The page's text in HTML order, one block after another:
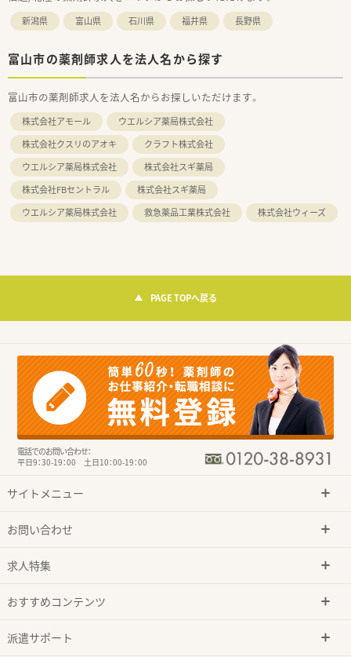
新潟県 富山県 石川県 福井県 長野県
富山市の薬剤師求人を法人名から探す
富山市の薬剤師求人を法人名からお探しいただけます。
株式会社アモール
ウエルシア薬局株式会社
株式会社クスリのアオキ
クラフト株式会社
ウエルシア薬局株式会社
株式会社スギ薬局
株式会社FBセントラル
株式会社スギ薬局
ウエルシア薬局株式会社
救急薬品工業株式会社 株式会社ウィーズ
PAGE TOPへ戻る
電話でのお問い合わせ：
平日9：30-19：00 土日10：00-19：00
サイトメニュー
お問い合わせ
求人特集
おすすめコンテンツ
派遣サポート